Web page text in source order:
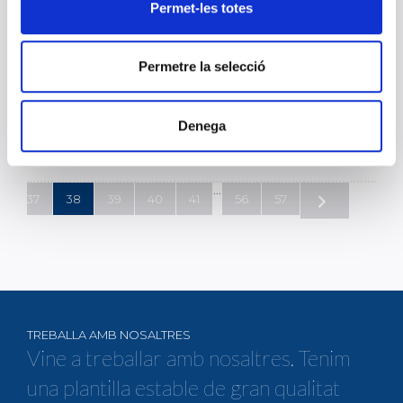
Permet-les totes
Permetre la selecció
Denega
motiu, bioMérieux va crear la campanya: "Nephroweek 2021:
26 DE MARÇ 2021
37 38 39 40 41 56 57
TREBALLA AMB NOSALTRES
Vine a treballar amb nosaltres. Tenim
una plantilla estable de gran qualitat